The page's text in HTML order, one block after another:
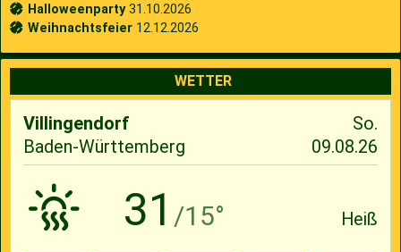
Halloweenparty31.10.2026
Weihnachtsfeier 12.12.2026
WETTER